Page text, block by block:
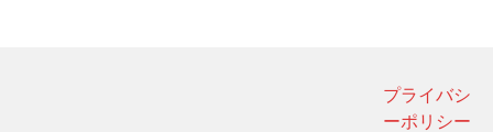
プライバシ
ーポリシー